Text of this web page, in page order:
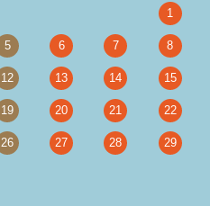
1
5 6 7 8
12 13 14 15
19 20 21 22
26 27 28 29